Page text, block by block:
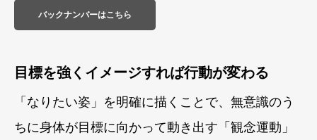
バックナンバーはこちら
目標を強くイメージすれば行動が変わる
「なりたい姿」を明確に描くことで、無意識のう
ちに身体が目標に向かって動き出す「観念運動」